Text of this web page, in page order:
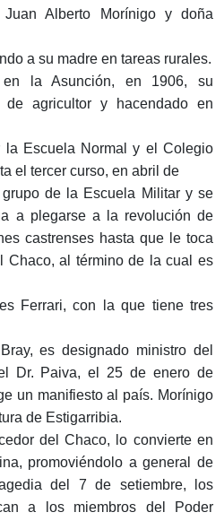
Juan Alberto Morínigo y doña
a su madre en tareas rurales.
la Asunción, en 1906, su
de agricultor y hacendado en
la Escuela Normal y el Colegio
el tercer curso, en abril de
de la Escuela Militar y se
a plegarse a la revolución de
castrenses hasta que le toca
Chaco, al término de la cual es
Ferrari, con la que tiene tres
es designado ministro del
Dr. Paiva, el 25 de enero de
un manifiesto al país. Morínigo
de Estigarribia.
del Chaco, lo convierte en
promoviéndolo a general de
del 7 de setiembre, los
a los miembros del Poder